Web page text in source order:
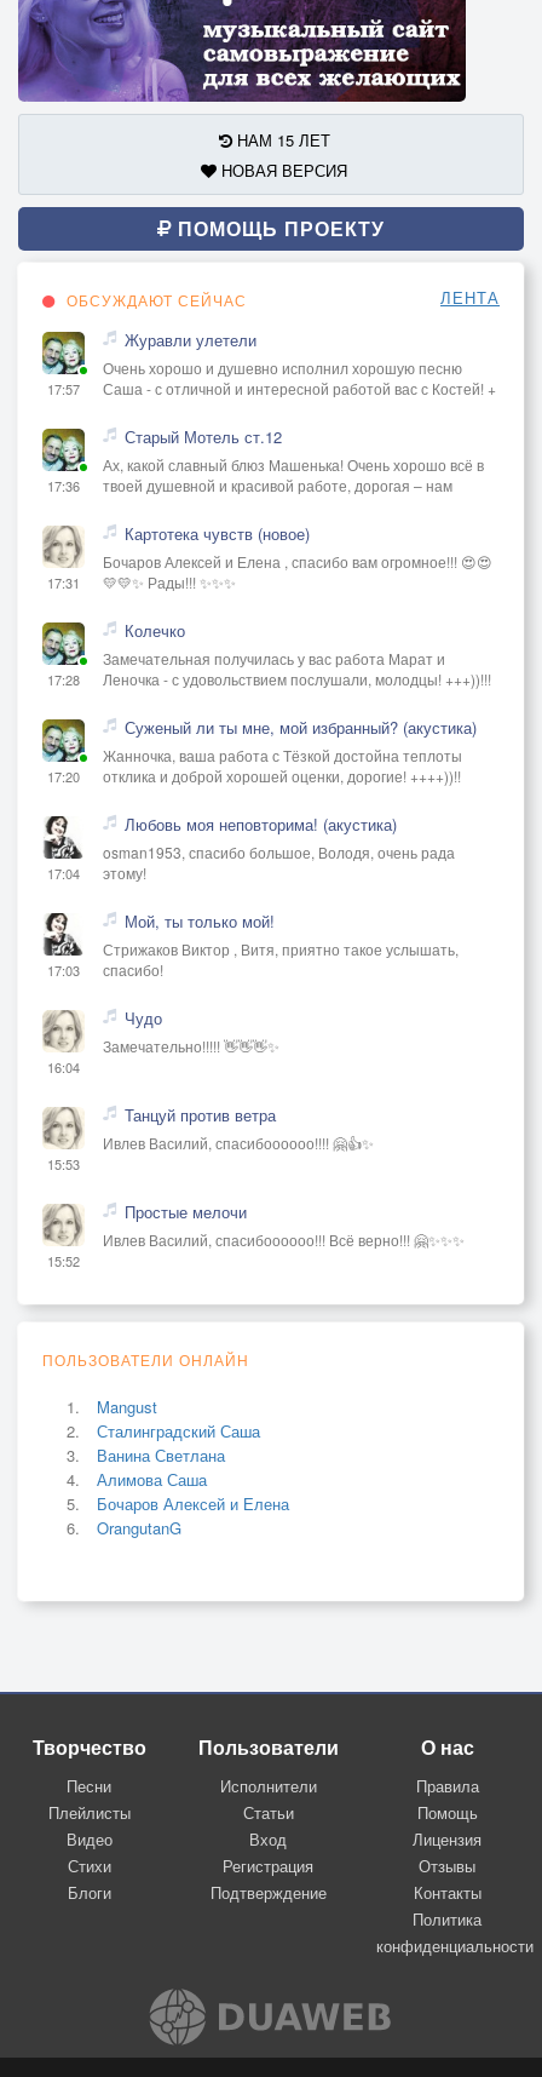
НАМ 15 ЛЕТ
НОВАЯ ВЕРСИЯ
ПОМОЩЬ ПРОЕКТУ
ОБСУЖДАЮТ СЕЙЧАС ЛЕНТА
17:57
Журавли улетели
Очень хорошо и душевно исполнил хорошую песню
Саша - с отличной и интересной работой вас с Костей! +
17:36
Старый Мотель ст.12
Ах, какой славный блюз Машенька! Очень хорошо всё в
твоей душевной и красивой работе, дорогая – нам
17:31
Картотека чувств (новое)
Бочаров Алексей и Елена , спасибо вам огромное!!! 😍😍
💛💛✨ Рады!!! ✨✨✨
17:28
Колечко
Замечательная получилась у вас работа Марат и
Леночка - с удовольствием послушали, молодцы! +++))!!!
17:20
Суженый ли ты мне, мой избранный? (акустика)
Жанночка, ваша работа с Тёзкой достойна теплоты
отклика и доброй хорошей оценки, дорогие! ++++))!!
17:04
Любовь моя неповторима! (акустика)
osman1953, спасибо большое, Володя, очень рада
этому!
17:03
Мой, ты только мой!
Стрижаков Виктор , Витя, приятно такое услышать,
спасибо!
16:04
Чудо
Замечательно!!!!! 👋👋👋✨
15:53
Танцуй против ветра
Ивлев Василий, спасибоооооо!!!! 🤗👍✨
15:52
Простые мелочи
Ивлев Василий, спасибоооооо!!! Всё верно!!! 🤗✨✨✨
ПОЛЬЗОВАТЕЛИ ОНЛАЙН
Mangust
Сталинградский Саша
Ванина Светлана
Алимова Саша
Бочаров Алексей и Елена
OrangutanG
Творчество
Песни
Плейлисты
Видео
Стихи
Блоги
Пользователи
Исполнители
Статьи
Вход
Регистрация
Подтверждение
О нас
Правила
Помощь
Лицензия
Отзывы
Контакты
Политика
конфиденциальности